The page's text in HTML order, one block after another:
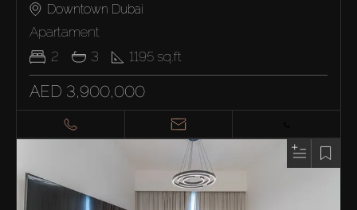
Downtown Dubai
Apartament
2
3 1195 sq.ft
AED 3,900,000